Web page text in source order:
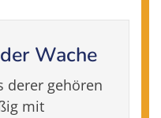
Wache
derer gehören
mit